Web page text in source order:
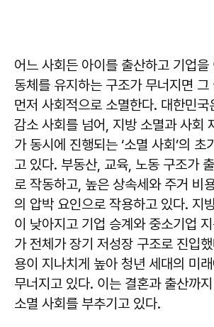
어느 사회든 아이를 출산하고 기업
동체를 유지하는 구조가 무너지면
먼저 사회적으로 소멸한다. 대한민국
감소 사회를 넘어, 지방 소멸과 사회
가 동시에 진행되는 ‘소멸 사회’의 초
고 있다. 부동산, 교육, 노동 구조가
로 작동하고, 높은 상속세와 주거 비
의 압박 요인으로 작용하고 있다. 지
이 낮아지고 기업 승계와 중소기업
가 전체가 장기 저성장 구조로 진입
용이 지나치게 높아 청년 세대의 미
무너지고 있다. 이는 결혼과 출산까
소멸 사회를 부추기고 있다.